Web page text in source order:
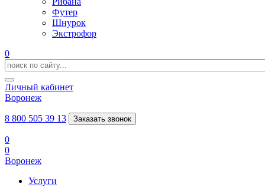
Футер
Шнурок
Экстрофор
0
Личный кабинет
Воронеж
8 800 505 39 13 Заказать звонок
0
0
Воронеж
Услуги